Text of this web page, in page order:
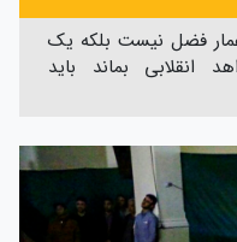
فضل نیست بلکه یک
انقلابی بماند باید